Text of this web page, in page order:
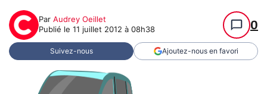
Par Audrey Oeillet
Publié le 11 juillet 2012 à 08h38 0
Suivez-nous Ajoutez-nous en favori